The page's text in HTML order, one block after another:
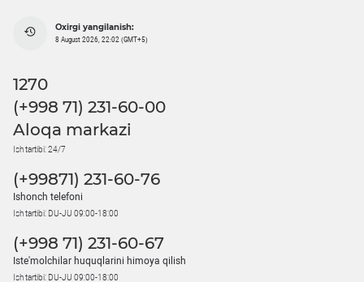
Oxirgi yangilanish:
8 August 2026, 22:02 (GMT+5)
1270
(+998 71) 231-60-00
Aloqa markazi
Ish tartibi: 24/7
(+99871) 231-60-76
Ishonch telefoni
Ish tartibi: DU-JU 09:00-18:00
(+998 71) 231-60-67
Iste'molchilar huquqlarini himoya qilish
Ish tartibi: DU-JU 09:00-18:00